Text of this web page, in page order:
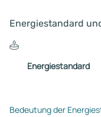
Energiestandard
Energiestandard
Bedeutung der